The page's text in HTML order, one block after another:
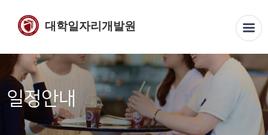
대학일자리개발원
일정안내